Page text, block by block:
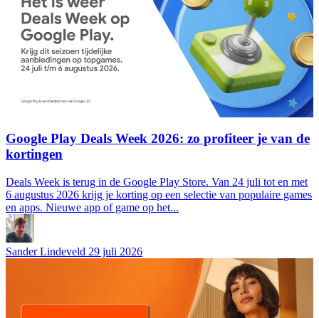
Google Play Deals Week 2026: zo profiteer je van de
kortingen
Deals Week is terug in de Google Play Store. Van 24 juli tot en met
6 augustus 2026 krijg je korting op een selectie van populaire games
en apps. Nieuwe app of game op het...
Sander Lindeveld 29 juli 2026